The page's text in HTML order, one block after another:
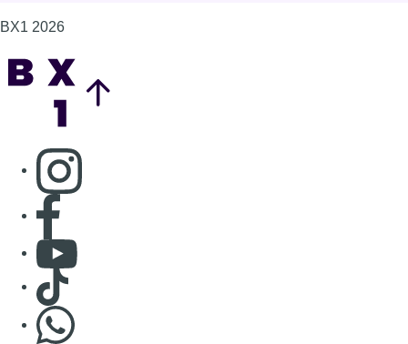
BX1 2026
Consulter page Instagram
Consulter page Facebook
Consulter Youtube
Consulter TikTok